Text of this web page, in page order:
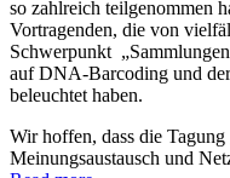
so zahlreich teilgenommen
Vortragenden, die von
Schwerpunkt
auf DNA-Barcoding und
beleuchtet haben.
Wir hoffen, dass die
Meinungsaustausch und